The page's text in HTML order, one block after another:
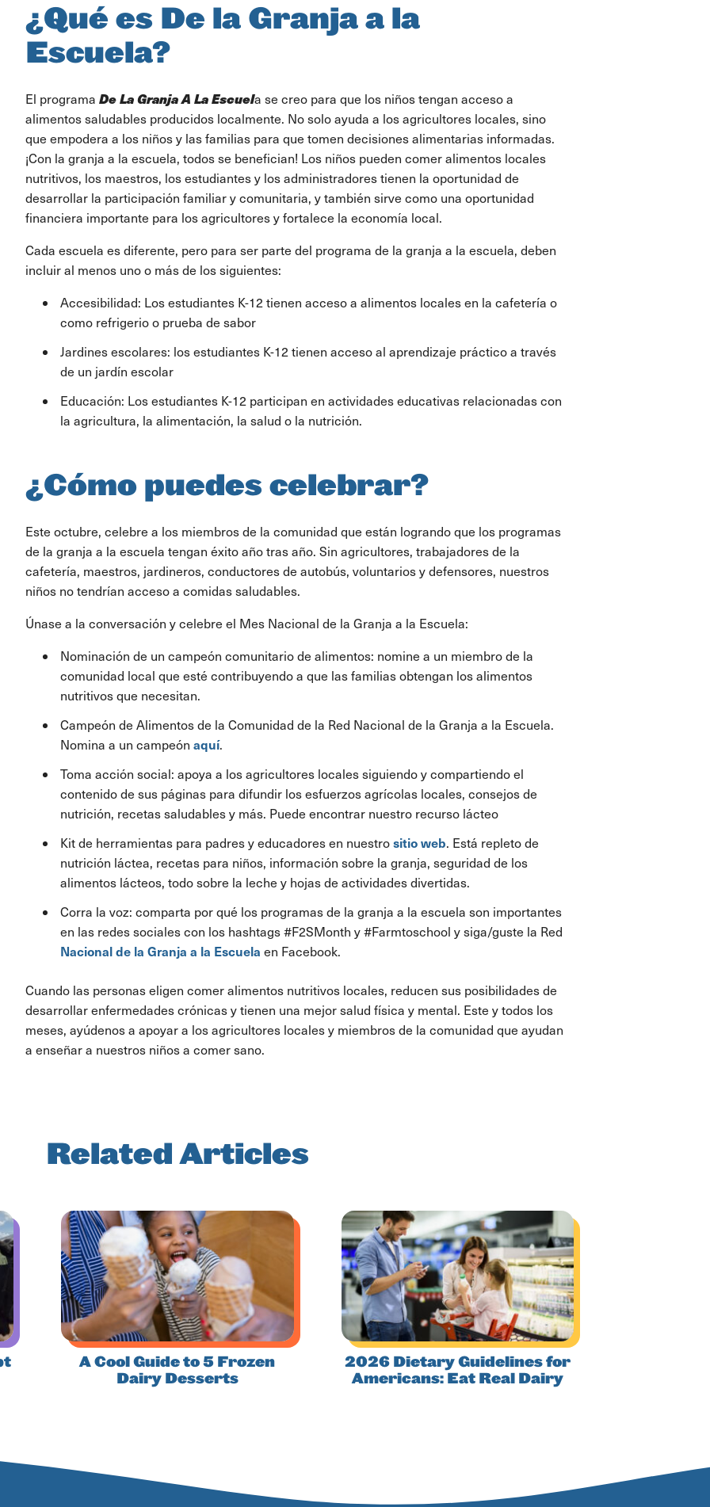
¿Qué es De la Granja a la
Escuela?
El programa De La Granja A La Escuela se creo para que los niños tengan acceso a
alimentos saludables producidos localmente. No solo ayuda a los agricultores locales, sino
que empodera a los niños y las familias para que tomen decisiones alimentarias informadas.
¡Con la granja a la escuela, todos se benefician! Los niños pueden comer alimentos locales
nutritivos, los maestros, los estudiantes y los administradores tienen la oportunidad de
desarrollar la participación familiar y comunitaria, y también sirve como una oportunidad
financiera importante para los agricultores y fortalece la economía local.
Cada escuela es diferente, pero para ser parte del programa de la granja a la escuela, deben
incluir al menos uno o más de los siguientes:
Accesibilidad: Los estudiantes K-12 tienen acceso a alimentos locales en la cafetería o
como refrigerio o prueba de sabor
Jardines escolares: los estudiantes K-12 tienen acceso al aprendizaje práctico a través
de un jardín escolar
Educación: Los estudiantes K-12 participan en actividades educativas relacionadas con
la agricultura, la alimentación, la salud o la nutrición.
¿Cómo puedes celebrar?
Este octubre, celebre a los miembros de la comunidad que están logrando que los programas
de la granja a la escuela tengan éxito año tras año. Sin agricultores, trabajadores de la
cafetería, maestros, jardineros, conductores de autobús, voluntarios y defensores, nuestros
niños no tendrían acceso a comidas saludables.
Únase a la conversación y celebre el Mes Nacional de la Granja a la Escuela:
Nominación de un campeón comunitario de alimentos: nomine a un miembro de la
comunidad local que esté contribuyendo a que las familias obtengan los alimentos
nutritivos que necesitan.
Campeón de Alimentos de la Comunidad de la Red Nacional de la Granja a la Escuela.
Nomina a un campeón aquí.
Toma acción social: apoya a los agricultores locales siguiendo y compartiendo el
contenido de sus páginas para difundir los esfuerzos agrícolas locales, consejos de
nutrición, recetas saludables y más. Puede encontrar nuestro recurso lácteo
Kit de herramientas para padres y educadores en nuestrositio web. Está repleto de
nutrición láctea, recetas para niños, información sobre la granja, seguridad de los
alimentos lácteos, todo sobre la leche y hojas de actividades divertidas.
Corra la voz: comparta por qué los programas de la granja a la escuela son importantes
en las redes sociales con los hashtags #F2SMonth y #Farmtoschool y siga/guste la Red
Nacional de la Granja a la Escuela en Facebook.
Cuando las personas eligen comer alimentos nutritivos locales, reducen sus posibilidades de
desarrollar enfermedades crónicas y tienen una mejor salud física y mental. Este y todos los
meses, ayúdenos a apoyar a los agricultores locales y miembros de la comunidad que ayudan
a enseñar a nuestros niños a comer sano.
Related Articles
A Cool Guide to 5 Frozen
Dairy Desserts
2026 Dietary Guidelines for
Americans: Eat Real Dairy